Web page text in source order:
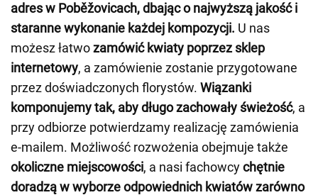
adres w Poběžovicach, dbając o najwyższą jakość i
staranne wykonanie każdej kompozycji. U nas
możesz łatwozamówić kwiaty poprzez sklep
internetowy, a zamówienie zostanie przygotowane
przez doświadczonych florystów. Wiązanki
komponujemy tak, aby długo zachowały świeżość, a
przy odbiorze potwierdzamy realizację zamówienia
e-mailem. Możliwość rozwożenia obejmuje także
okoliczne miejscowości, a nasi fachowcychętnie
doradzą w wyborze odpowiednich kwiatów zarówno